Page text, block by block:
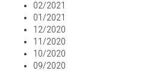
02/2021
01/2021
12/2020
11/2020
10/2020
09/2020